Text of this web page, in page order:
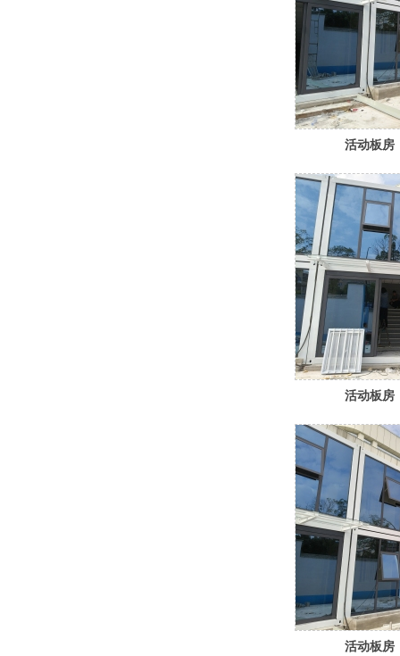
活动板房
活动板房
活动板房